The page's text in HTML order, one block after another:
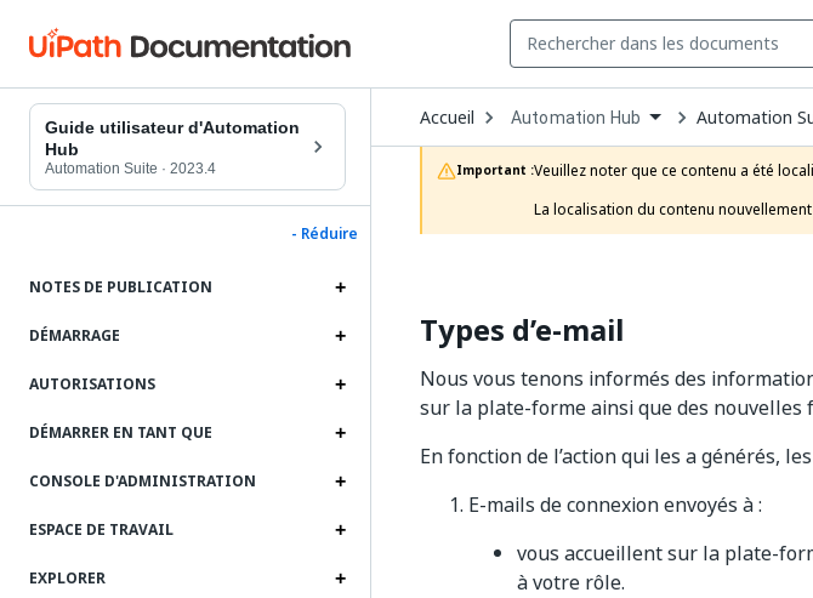
Guide utilisateur d'Automation
Hub
Automation Suite · 2023.4
- Réduire
NOTES DE PUBLICATION
DÉMARRAGE
AUTORISATIONS
DÉMARRER EN TANT QUE
CONSOLE D'ADMINISTRATION
ESPACE DE TRAVAIL
EXPLORER
Accueil Open
Dropdown
to
choose
product
Automation Hub Automation
Important :Veuillez noter que ce contenu a été
La localisation du contenu
Types d’e-mail
Nous vous tenons informés des
sur la plate-forme ainsi que des nouvelles
En fonction de l’action qui les a générés,
E-mails de connexion envoyés à :
vous accueillent sur la plate-
à votre rôle.